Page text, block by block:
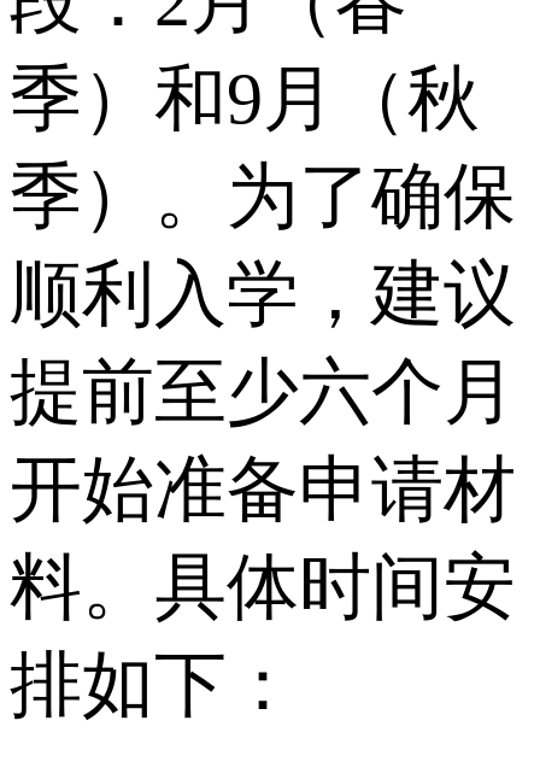
季）和9月（秋
季）。为了确保
顺利入学，建议
提前至少六个月
开始准备申请材
料。具体时间安
排如下：